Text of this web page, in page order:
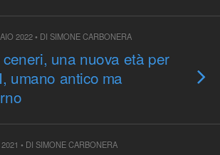
2022 • DI SIMONE CARBONERA
ceneri, una nuova età per
umano antico ma
• DI SIMONE CARBONERA